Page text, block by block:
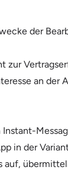
der
zur
an der
in der